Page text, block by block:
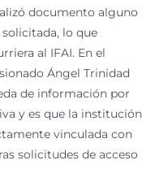
documento alguno
lo que
al IFAI. En el
Ángel Trinidad
de información por
y es que la institución
vinculada con
solicitudes de acceso